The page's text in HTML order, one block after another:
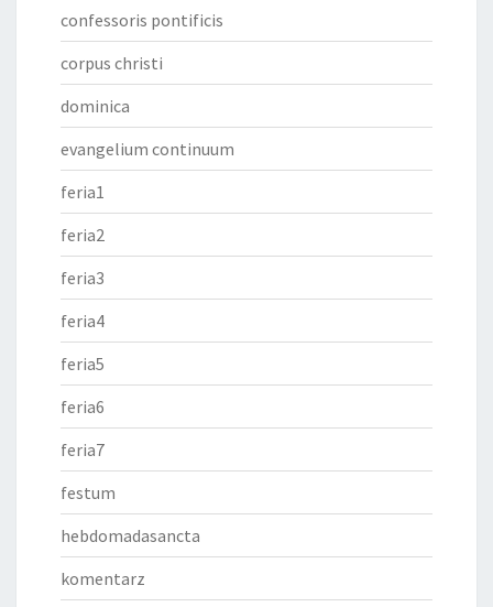
confessoris pontificis
corpus christi
dominica
evangelium continuum
feria1
feria2
feria3
feria4
feria5
feria6
feria7
festum
hebdomadasancta
komentarz